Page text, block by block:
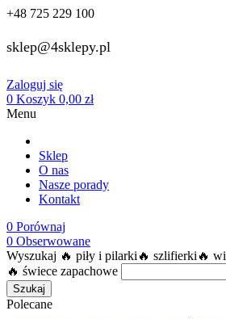
+48 725 229 100
sklep@4sklepy.pl
Zaloguj się
0 Koszyk 0,00 zł
Menu
Sklep
O nas
Nasze porady
Kontakt
0 Porównaj
0 Obserwowane
Wyszukaj 🔥 piły i pilarki 🔥 szlifierki 🔥
🔥 świece zapachowe
Szukaj
Polecane